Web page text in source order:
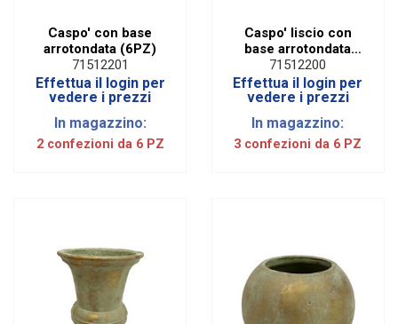
Caspo' con base
arrotondata (6PZ)
71512201
Effettua il login per
vedere i prezzi
In magazzino:
2 confezioni da 6 PZ
Caspo' liscio con
base arrotondata
nero opaco(6PZ)
71512200
Effettua il login per
vedere i prezzi
In magazzino:
3 confezioni da 6 PZ